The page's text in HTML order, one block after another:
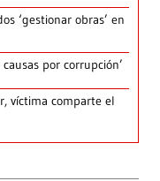
‘gestionar obras’ en
por corrupción’
víctima comparte el